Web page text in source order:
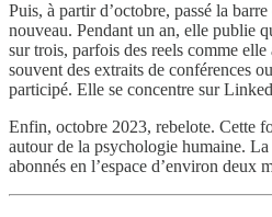
Puis, à partir d’octobre, passé la
nouveau. Pendant un an, elle publie
sur trois, parfois des reels comme
souvent des extraits de conférences
participé. Elle se concentre sur
Enfin, octobre 2023, rebelote. Cette
autour de la psychologie humaine.
abonnés en l’espace d’environ deux